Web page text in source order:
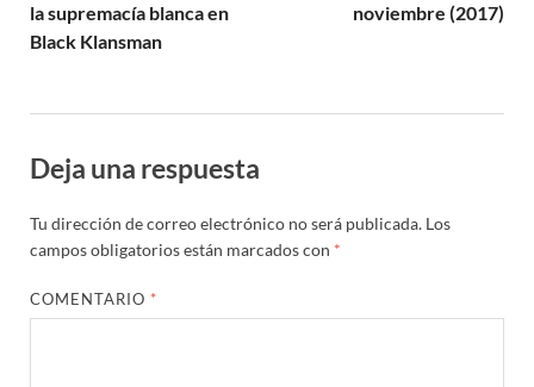
la supremacía blanca en
Black Klansman
noviembre (2017)
Deja una respuesta
Tu dirección de correo electrónico no será publicada. Los
campos obligatorios están marcados con *
COMENTARIO *